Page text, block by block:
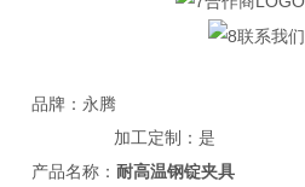
品牌：永腾 产
加工定制：是
产品名称：耐高温钢锭夹具 配件